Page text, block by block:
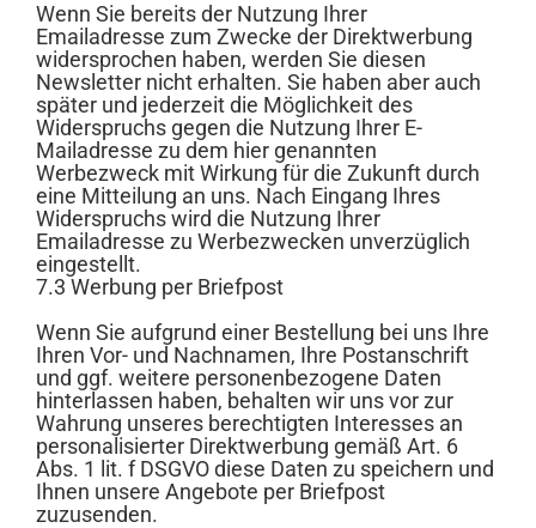
Wenn Sie bereits der Nutzung Ihrer
Emailadresse zum Zwecke der Direktwerbung
widersprochen haben, werden Sie diesen
Newsletter nicht erhalten. Sie haben aber auch
später und jederzeit die Möglichkeit des
Widerspruchs gegen die Nutzung Ihrer E-
Mailadresse zu dem hier genannten
Werbezweck mit Wirkung für die Zukunft durch
eine Mitteilung an uns. Nach Eingang Ihres
Widerspruchs wird die Nutzung Ihrer
Emailadresse zu Werbezwecken unverzüglich
eingestellt.
7.3 Werbung per Briefpost
Wenn Sie aufgrund einer Bestellung bei uns Ihre
Ihren Vor- und Nachnamen, Ihre Postanschrift
und ggf. weitere personenbezogene Daten
hinterlassen haben, behalten wir uns vor zur
Wahrung unseres berechtigten Interesses an
personalisierter Direktwerbung gemäß Art. 6
Abs. 1 lit. f DSGVO diese Daten zu speichern und
Ihnen unsere Angebote per Briefpost
zuzusenden.